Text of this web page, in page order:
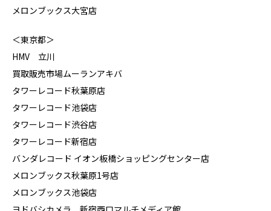
メロンブックス大宮店
＜東京都＞
HMV 立川
買取販売市場ムーランアキバ
タワーレコード秋葉原店
タワーレコード池袋店
タワーレコード渋谷店
タワーレコード新宿店
バンダレコード イオン板橋ショッピングセンター店
メロンブックス秋葉原1号店
メロンブックス池袋店